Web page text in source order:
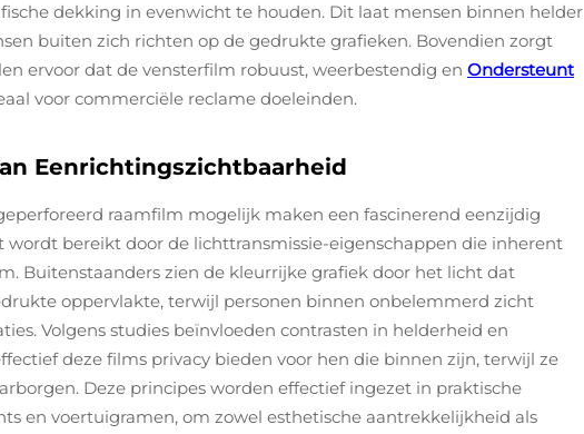
dekking in evenwicht te houden. Dit laat mensen binnen helder
buiten zich richten op de gedrukte grafieken. Bovendien zorgt
ervoor dat de vensterfilm robuust, weerbestendig en Ondersteunt
voor commerciële reclame doeleinden.
Eenrichtingszichtbaarheid
raamfilm mogelijk maken een fascinerend eenzijdig
wordt bereikt door de lichttransmissie-eigenschappen die inherent
Buitenstaanders zien de kleurrijke grafiek door het licht dat
oppervlakte, terwijl personen binnen onbelemmerd zicht
Volgens studies beïnvloeden contrasten in helderheid en
deze films privacy bieden voor hen die binnen zijn, terwijl ze
Deze principes worden effectief ingezet in praktische
en voertuigramen, om zowel esthetische aantrekkelijkheid als